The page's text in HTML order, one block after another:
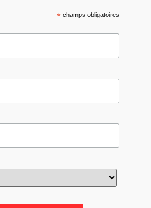
*champs obligatoires